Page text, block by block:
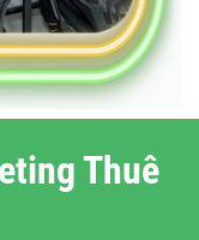
Thuê